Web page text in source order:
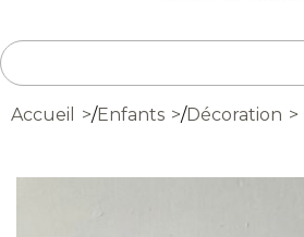
Accueil /Enfants /Décoration